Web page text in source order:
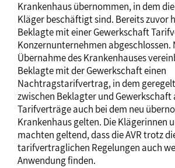
Krankenhaus übernommen, in dem
Kläger beschäftigt sind. Bereits zuvor
Beklagte mit einer Gewerkschaft
Konzernunternehmen abgeschlossen.
Übernahme des Krankenhauses
Beklagte mit der Gewerkschaft einen
Nachtragstarifvertrag, in dem
zwischen Beklagter und Gewerkschaft
Tarifverträge auch bei dem neu
Krankenhaus gelten. Die Klägerinnen
machten geltend, dass die AVR trotz
tarifvertraglichen Regelungen auch
Anwendung finden.